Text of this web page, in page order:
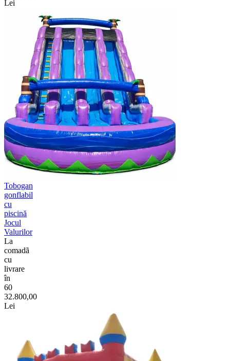
Lei
Tobogan
gonflabil
cu
piscină
Jocul
Valurilor
La
comadã
cu
livrare
în
60
32.800,00
Lei